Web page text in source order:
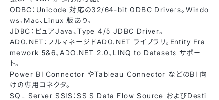
ODBC：Unicode 対応の32/64-bit ODBC Drivers。Windo
ws、Mac、Linux 版あり。
JDBC：ピュアJava、Type 4/5 JDBC Driver。
ADO.NET：フルマネージドADO.NET ライブラリ。Entity Fra
mework 5&6、ADO.NET 2.0、LINQ to Datasets サポー
ト。
Power BI Connector やTableau Connector などのBI 向
けの専用コネクタ。
SQL Server SSIS：SSIS Data Flow Source およびDesti